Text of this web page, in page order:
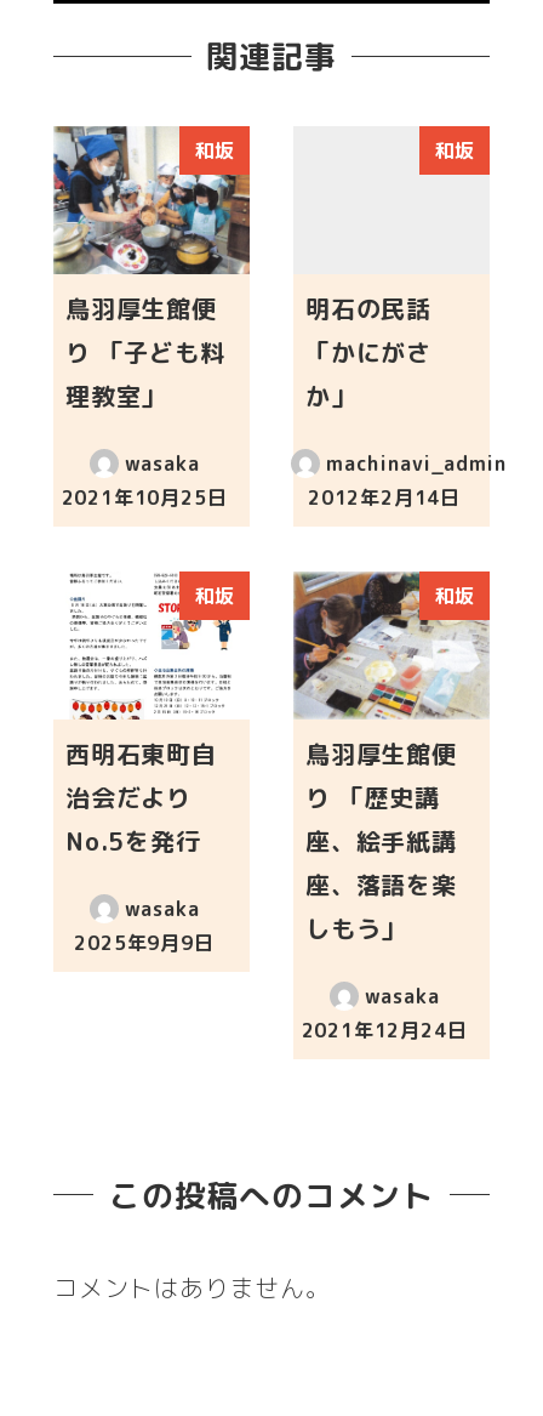
関連記事
和坂
鳥羽厚生館便
り 「子ども料
理教室」
wasaka
投稿日
2021年10月25日
和坂
明石の民話
「かにがさ
か」
machinavi_admin
投稿日
2012年2月14日
和坂
西明石東町自
治会だより
No.5を発行
wasaka
投稿日
2025年9月9日
和坂
鳥羽厚生館便
り 「歴史講
座、絵手紙講
座、落語を楽
しもう」
wasaka
投稿日
2021年12月24日
この投稿へのコメント
コメントはありません。